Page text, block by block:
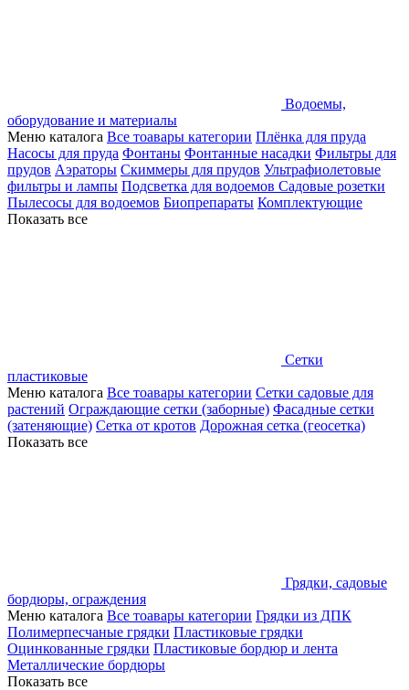
Водоемы,
оборудование и материалы
Меню каталога Все тоавары категории Плёнка для пруда
Насосы для пруда Фонтаны Фонтанные насадки Фильтры для
прудов Аэраторы Скиммеры для прудов Ультрафиолетовые
фильтры и лампы Подсветка для водоемов Садовые розетки
Пылесосы для водоемов Биопрепараты Комплектующие
Показать все
Сетки
пластиковые
Меню каталога Все тоавары категории Сетки садовые для
растений Ограждающие сетки (заборные) Фасадные сетки
(затеняющие) Сетка от кротов Дорожная сетка (геосетка)
Показать все
Грядки, садовые
бордюры, ограждения
Меню каталога Все тоавары категории Грядки из ДПК
Полимерпесчаные грядки Пластиковые грядки
Оцинкованные грядки Пластиковые бордюр и лента
Металлические бордюры
Показать все